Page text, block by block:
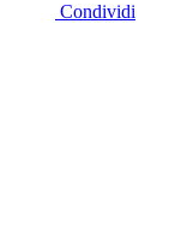
Condividi